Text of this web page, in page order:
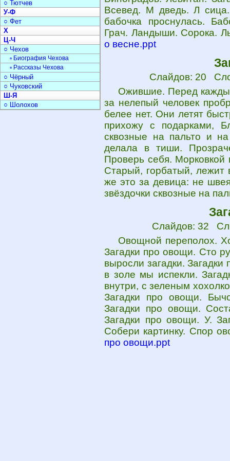
Всевед. М дведь. Л
бабочка проснулась.
Грач. Ландыши. Сорока.
о весне.ppt
Слайдов: 20
Ожившие. Перед
за нелепый человек
белее нет. Они летят
прихожу с подарками,
сквозные на пальто и
делала в тиши.
Проверь себя. Морковкой
Старый, горбатый, лежит
же это за девица: не
звёздочки сквозные на
Слайдов: 32
Овощной переполох.
Загадки про овощи. Сто
выросли загадки.
в золе мы испекли.
внутри, с зеленым
Загадки про овощи.
Загадки про овощи.
Загадки про овощи. У.
Собери картинку. Спор
про овощи.ppt
○ Тютчев
У-Ф
○ Фет
Х
Ц-Ч
○ Чехов
▫ Биография Чехова
▫ Рассказы Чехова
○ Чёрный
○ Чуковский
Ш-Я
○ Шолохов